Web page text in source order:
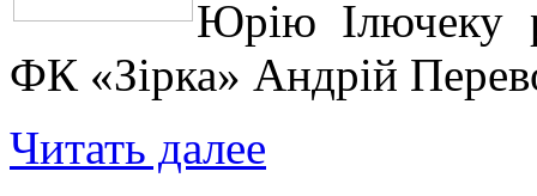
Юрію Ілючеку
ФК «Зірка» Андрій
Читать далее